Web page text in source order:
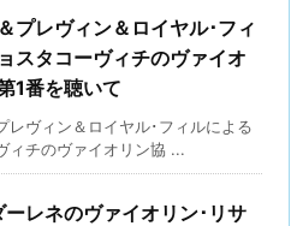
プレヴィン＆ロイヤル･フィ
スタコーヴィチのヴァイオ
1番を聴いて
レヴィン＆ロイヤル･フィルによる
ィチのヴァイオリン協 ...
ーレネのヴァイオリン･リサ